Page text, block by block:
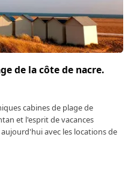
de la côte de nacre.
cabines de plage de
et l'esprit de vacances
avec les locations de